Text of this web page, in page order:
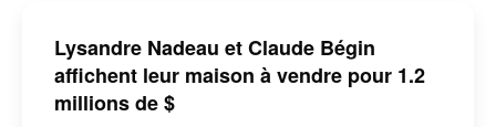
Lysandre Nadeau et Claude Bégin
affichent leur maison à vendre pour 1.2
millions de $